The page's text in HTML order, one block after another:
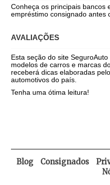
Conheça os principais bancos
empréstimo consignado antes
AVALIAÇÕES
Esta seção do site
modelos de carros e marcas
receberá dicas elaboradas
automotivos do país.
Tenha uma ótima leitura!
Blog Consignados